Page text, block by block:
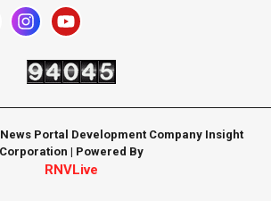
Portal Development Company Insight
Corporation | Powered By
RNVLive